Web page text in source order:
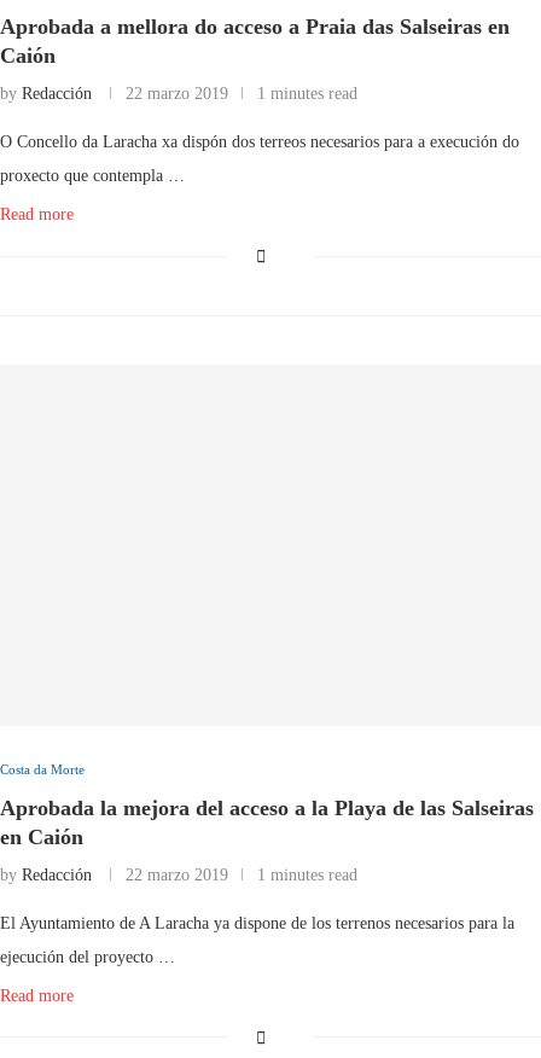
Aprobada a mellora do acceso a Praia das Salseiras en
Caión
by Redacción 22 marzo 2019 1 minutes read
O Concello da Laracha xa dispón dos terreos necesarios para a execución do
proxecto que contempla …
Read more
Costa da Morte
Aprobada la mejora del acceso a la Playa de las Salseiras
en Caión
by Redacción 22 marzo 2019 1 minutes read
El Ayuntamiento de A Laracha ya dispone de los terrenos necesarios para la
ejecución del proyecto …
Read more